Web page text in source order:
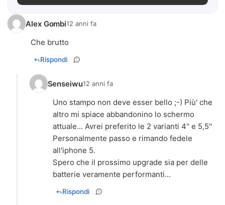
Alex Gombi12 anni fa
Che brutto
Rispondi
Senseiwu12 anni fa
Uno stampo non deve esser bello ;-) Più' che
altro mi spiace abbandonino lo schermo
attuale... Avrei preferito le 2 varianti 4'' e 5,5''
Personalmente passo e rimando fedele
all'iphone 5.
Spero che il prossimo upgrade sia per delle
batterie veramente performanti...
Rispondi